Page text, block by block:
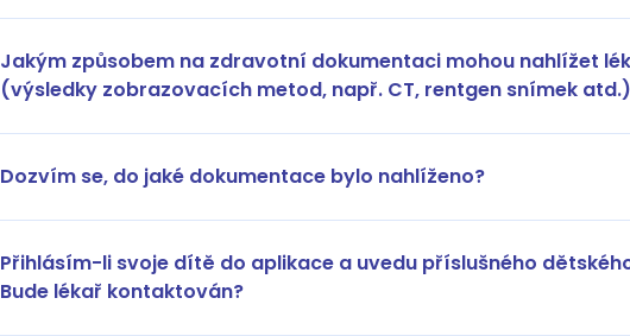
Jakým způsobem na zdravotní dokumentaci mohou nahlížet
(výsledky zobrazovacích metod, např. CT, rentgen snímek atd.)
Dozvím se, do jaké dokumentace bylo nahlíženo?
Přihlásím-li svoje dítě do aplikace a uvedu příslušného
Bude lékař kontaktován?